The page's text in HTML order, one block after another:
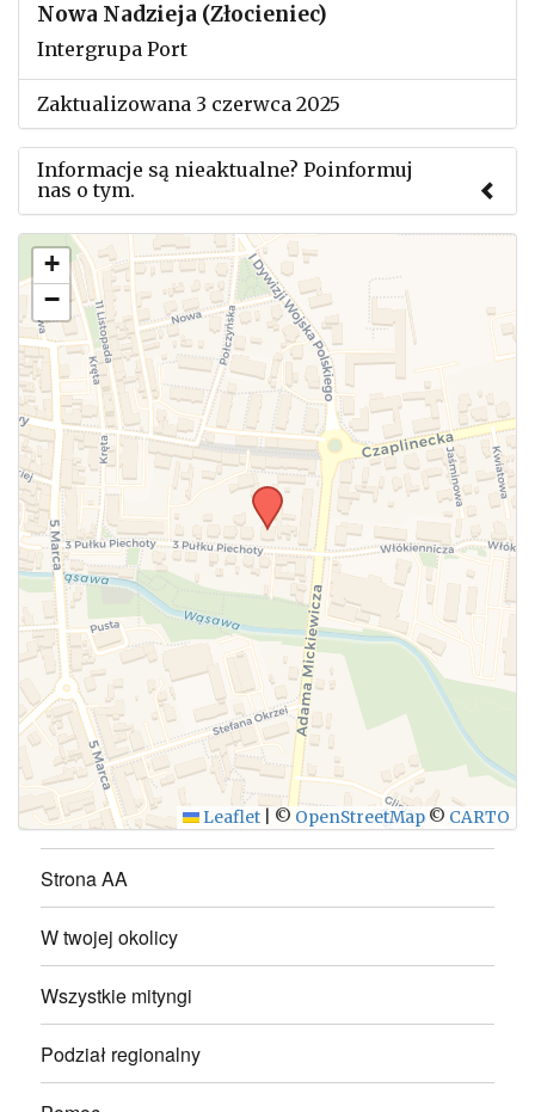
Nowa Nadzieja (Złocieniec)
Intergrupa Port
Zaktualizowana 3 czerwca 2025
Informacje są nieaktualne? Poinformuj
nas o tym.
Użyj tego formularza aby przesłać informację o
zmianach w powyższym mityngu.
WYŚLIJ
+
−
Leaflet © OpenStreetMap © CARTO
Strona AA
W twojej okolicy
Wszystkie mityngi
Podział regionalny